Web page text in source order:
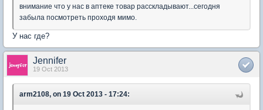
внимание что у нас в аптеке товар расскладывают...сегодня
забыла посмотреть проходя мимо.
У нас где?
Jennifer
19 Oct 2013
arm2108, on 19 Oct 2013 - 17:24: